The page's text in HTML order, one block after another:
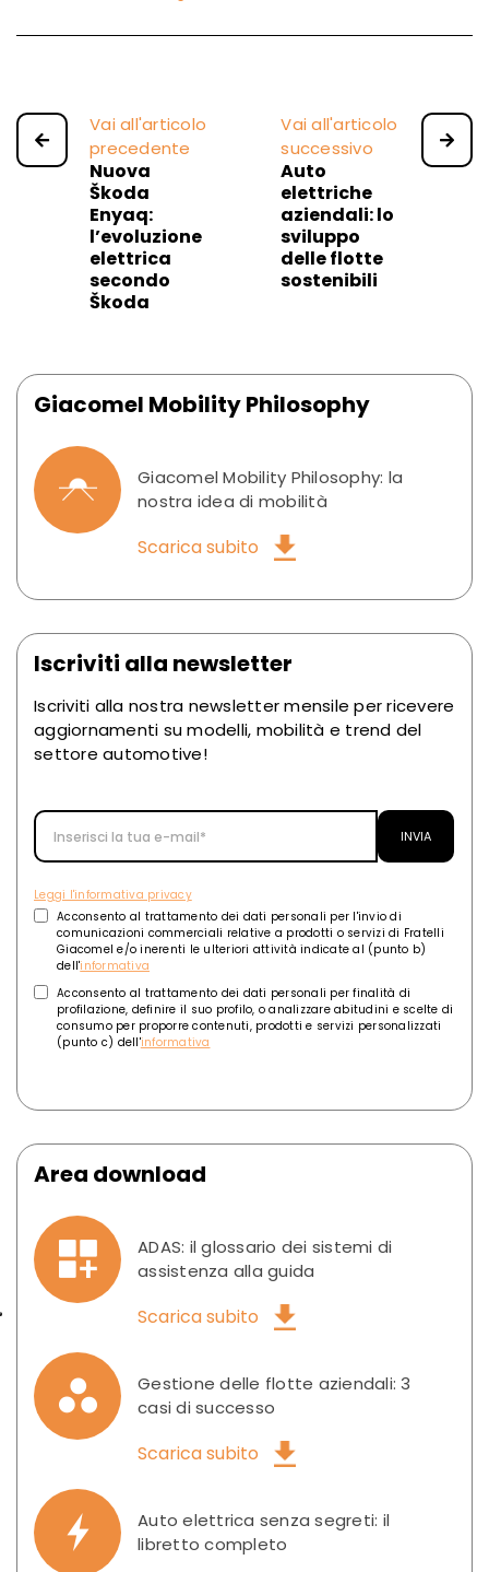
Vai all'articolo
precedente
Nuova
Škoda
Enyaq:
l’evoluzione
elettrica
secondo
Škoda
Vai all'articolo
successivo
Auto
elettriche
aziendali: lo
sviluppo
delle flotte
sostenibili
Giacomel Mobility Philosophy
Giacomel Mobility Philosophy: la
nostra idea di mobilità
Scarica subito
Iscriviti alla newsletter
Iscriviti alla nostra newsletter mensile per ricevere
aggiornamenti su modelli, mobilità e trend del
settore automotive!
Leggi l'informativa privacy
Acconsento al trattamento dei dati personali per l'invio di
comunicazioni commerciali relative a prodotti o servizi di Fratelli
Giacomel e/o inerenti le ulteriori attività indicate al (punto b)
dell'informativa
Acconsento al trattamento dei dati personali per finalità di
profilazione, definire il suo profilo, o analizzare abitudini e scelte di
consumo per proporre contenuti, prodotti e servizi personalizzati
(punto c) dell'informativa
Area download
ADAS: il glossario dei sistemi di
assistenza alla guida
Scarica subito
Gestione delle flotte aziendali: 3
casi di successo
Scarica subito
Auto elettrica senza segreti: il
libretto completo